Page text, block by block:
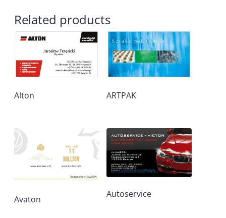
Related products
Alton ARTPAK
Avaton Autoservice